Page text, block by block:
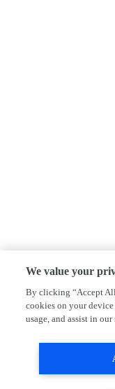
We value your
By clicking “Accept
cookies on your
usage, and assist in